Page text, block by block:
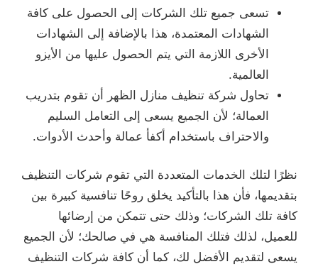
تسعى جميع تلك الشركات إلى الحصول على كافة
الشهادات المعتمدة، هذا بالإضافة إلى الشهادات
الأخرى اللازمة التي يتم الحصول عليها من الأيزو
العالمية.
تحاول شركة تنظيف منازل الظهر أن تقوم بتدريب
العمالة؛ لأن الجميع يسعى إلى التعامل السليم
والاحتراف باستخدام أكفأ عمالة وأحدث الأدوات.
نظرًا لتلك الخدمات المتعددة التي تقوم شركات التنظيف
بتقديمها، فأن هذا بالتأكيد يخلق روحًا تنافسية كبيرة بين
كافة تلك الشركات؛ وذلك حتى تتمكن من إرضائها
للعميل، لذلك فتلك المنافسة هي في صالحك؛ لأن الجميع
يسعى لتقديم الأفضل لك، كما أن كافة شركات التنظيف